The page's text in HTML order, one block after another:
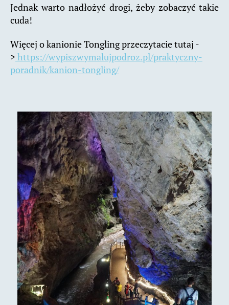
Jednak warto nadłożyć drogi, żeby zobaczyć takie
cuda!
Więcej o kanionie Tongling przeczytacie tutaj -
> https://wypiszwymalujpodroz.pl/praktyczny-
poradnik/kanion-tongling/